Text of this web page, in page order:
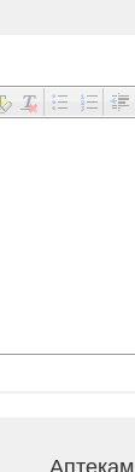
Аптекам